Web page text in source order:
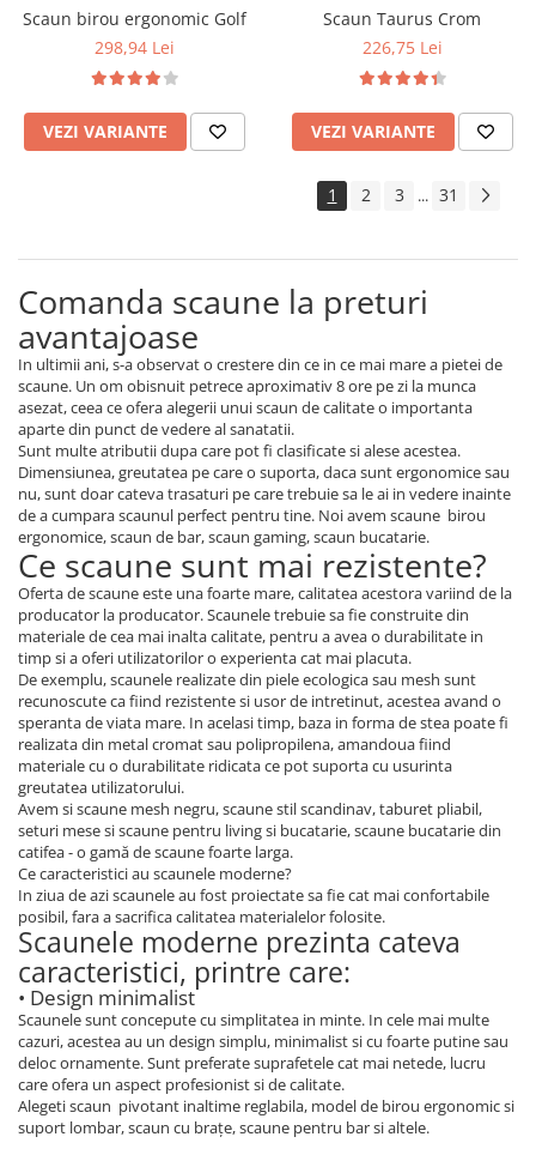
Scaun birou ergonomic Golf
298,94 Lei
VEZI VARIANTE
Scaun Taurus Crom
226,75 Lei
VEZI VARIANTE
1 2 3 ... 31
Comanda scaune la preturi
avantajoase
In ultimii ani, s-a observat o crestere din ce in ce mai mare a pietei de
scaune. Un om obisnuit petrece aproximativ 8 ore pe zi la munca
asezat, ceea ce ofera alegerii unui scaun de calitate o importanta
aparte din punct de vedere al sanatatii.
Sunt multe atributii dupa care pot fi clasificate si alese acestea.
Dimensiunea, greutatea pe care o suporta, daca sunt ergonomice sau
nu, sunt doar cateva trasaturi pe care trebuie sa le ai in vedere inainte
de a cumpara scaunul perfect pentru tine. Noi avem scaune birou
ergonomice, scaun de bar, scaun gaming, scaun bucatarie.
Ce scaune sunt mai rezistente?
Oferta de scaune este una foarte mare, calitatea acestora variind de la
producator la producator. Scaunele trebuie sa fie construite din
materiale de cea mai inalta calitate, pentru a avea o durabilitate in
timp si a oferi utilizatorilor o experienta cat mai placuta.
De exemplu, scaunele realizate din piele ecologica sau mesh sunt
recunoscute ca fiind rezistente si usor de intretinut, acestea avand o
speranta de viata mare. In acelasi timp, baza in forma de stea poate fi
realizata din metal cromat sau polipropilena, amandoua fiind
materiale cu o durabilitate ridicata ce pot suporta cu usurinta
greutatea utilizatorului.
Avem si scaune mesh negru, scaune stil scandinav, taburet pliabil,
seturi mese si scaune pentru living si bucatarie, scaune bucatarie din
catifea - o gamă de scaune foarte larga.
Ce caracteristici au scaunele moderne?
In ziua de azi scaunele au fost proiectate sa fie cat mai confortabile
posibil, fara a sacrifica calitatea materialelor folosite.
Scaunele moderne prezinta cateva
caracteristici, printre care:
• Design minimalist
Scaunele sunt concepute cu simplitatea in minte. In cele mai multe
cazuri, acestea au un design simplu, minimalist si cu foarte putine sau
deloc ornamente. Sunt preferate suprafetele cat mai netede, lucru
care ofera un aspect profesionist si de calitate.
Alegeti scaun pivotant inaltime reglabila, model de birou ergonomic si
suport lombar, scaun cu brațe, scaune pentru bar si altele.